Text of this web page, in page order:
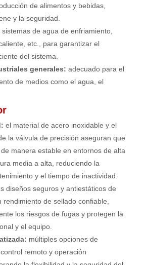
de alimentos y bebidas,
y la seguridad.
de agua de enfriamiento,
etc., para garantizar el
del sistema.
generales: adecuado para el
de medios como el agua, el
el material de acero inoxidable y el
la válvula de precisión aseguran que
manera estable en entornos de alta
media a alta, reduciendo la
y el tiempo de inactividad.
diseños seguros y antiestáticos de
de sellado confiable,
los riesgos de fugas y protegen la
y el equipo.
múltiples opciones de
remoto y operación